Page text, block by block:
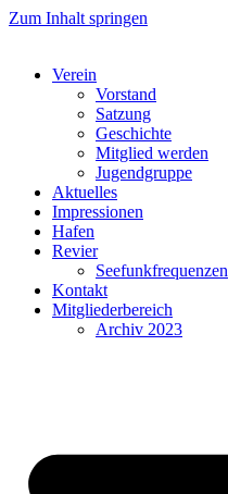
Zum Inhalt springen
Verein
Vorstand
Satzung
Geschichte
Mitglied werden
Jugendgruppe
Aktuelles
Impressionen
Hafen
Revier
Seefunkfrequenzen
Kontakt
Mitgliederbereich
Archiv 2023